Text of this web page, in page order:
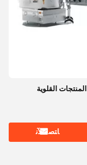
القلوية
ﺎﺘﺼﻟ ﺍﻶﻧ